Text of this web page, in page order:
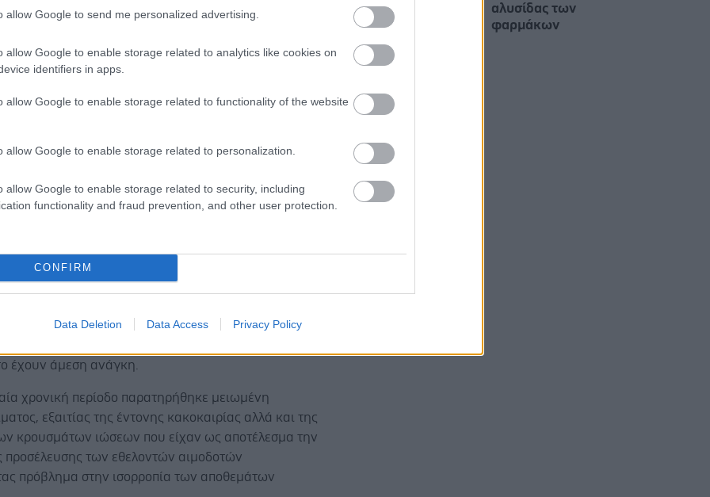
allow Google to send me personalized advertising.
allow Google to enable storage related to analytics like cookies on
identifiers in apps.
allow Google to enable storage related to functionality of the website
allow Google to enable storage related to personalization.
allow Google to enable storage related to security, including
functionality and fraud prevention, and other user protection.
CONFIRM
Data Deletion Data Access Privacy Policy
μπορεί επί χρόνια να αντεπεξέλθει στις ανάγκες των
και όχι ριζική αντιμετώπιση από τους
φορείς όταν πια το πρόβλημα είναι σε οξεία φάση.
του Συλλόγου απευθύνουν εκκλήσεις στο
νοσοκομείου για την άμεση παρέμβασή τους και
ενός “τοπικού” φαινομένου έλλειψης αίματος σε
δύνανται να αιμοδοτήσουν, ακόμα και εάν δεν
εθελοντές, να προσέλθουν στο Κέντρο
ζωής, δηλώνοντας ότι αιμοδοτούν για τους
έχουν άμεση ανάγκη.
χρονική περίοδο παρατηρήθηκε μειωμένη
εξαιτίας της έντονης κακοκαιρίας αλλά και της
κρουσμάτων ιώσεων που είχαν ως αποτέλεσμα την
προσέλευσης των εθελοντών αιμοδοτών
πρόβλημα στην ισορροπία των αποθεμάτων
αλυσίδας των
φαρμάκων